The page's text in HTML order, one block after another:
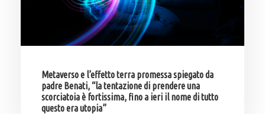
Metaverso e l’effetto terra promessa spiegato da
padre Benati, “la tentazione di prendere una
scorciatoia è fortissima, fino a ieri il nome di tutto
questo era utopia”